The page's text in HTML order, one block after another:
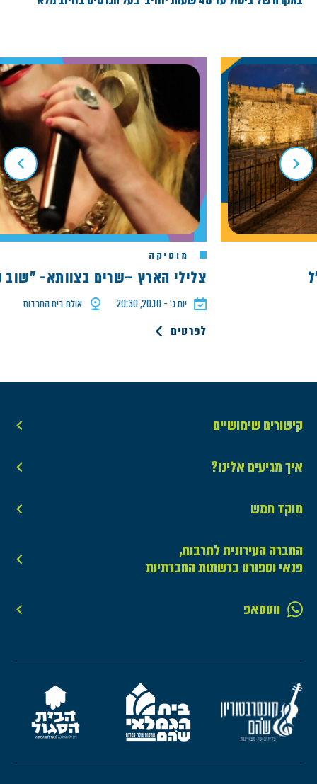
מוסיקה
צלילי הארץ –שרים בצוותא- "שוב
יום ג׳ - 20.10, 20:30 אולם בית התרבות
לפרטים
קישורים שימושיים
איך מגיעים אלינו?
מוקד חמש
החברה העירונית לתרבות,
פנאי וספורט ברשתות החברתיות
ווטסאפ